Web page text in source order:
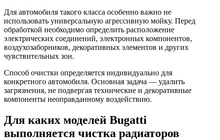
Для автомобиля такого класса особенно важно не
использовать универсальную агрессивную мойку. Перед
обработкой необходимо определить расположение
электрических соединений, электронных компонентов,
воздухозаборников, декоративных элементов и других
чувствительных зон.
Способ очистки определяется индивидуально для
конкретного автомобиля. Основная задача — удалить
загрязнения, не подвергая технические и декоративные
компоненты неоправданному воздействию.
Для каких моделей Bugatti
выполняется чистка радиаторов